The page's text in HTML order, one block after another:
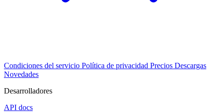
Condiciones del servicio Política de privacidad Precios Descargas
Novedades
Desarrolladores
API docs